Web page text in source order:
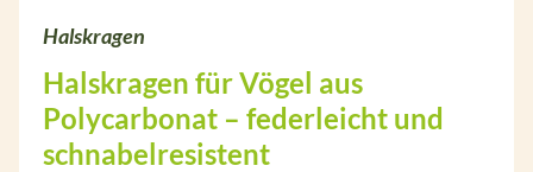
Halskragen
Halskragen für Vögel aus
Polycarbonat – federleicht und
schnabelresistent